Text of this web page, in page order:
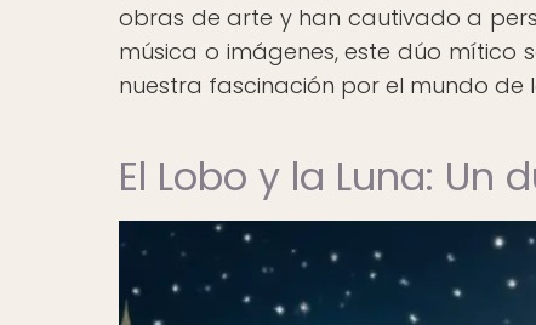
obras de arte y han cautivado a
música o imágenes, este dúo
nuestra fascinación por el mundo de
El Lobo y la Luna: Un